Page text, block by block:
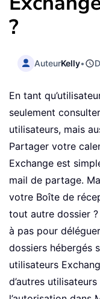
?
AuteurKelly•
En tant
seulement
utilisateurs, mais
Partager votre
Exchange est
mail de partage.
votre Boîte de
tout autre dossier
à pas pour
dossiers hébergés
utilisateurs
d’autres